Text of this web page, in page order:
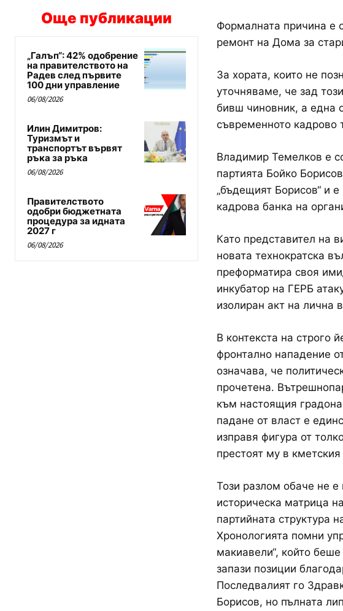
Още публикации
„Галъп“: 42% одобрение
на правителството на
Радев след първите
100 дни управление
06/08/2026
Илин Димитров:
Туризмът и
транспортът вървят
ръка за ръка
06/08/2026
Правителството
одобри бюджетната
процедура за идната
2027 г
06/08/2026
Формалната причина е
ремонт на Дома за
За хората, които не
уточняваме, че зад
бивш чиновник, а една
съвременното кадрово
Владимир Темелков е
партията Бойко
„бъдещият Борисов“ и
кадрова банка на
Като представител на
новата технократска
преформатира своя
инкубатор на ГЕРБ
изолиран акт на лична
В контекста на строго
фронтално нападение
означава, че
прочетена.
към настоящия
падане от власт е
изправя фигура от
престоят му в
Този разлом обаче не
историческа матрица
партийната структура
Хронологията помни
макиавели“, който
запази позиции
Последвалият го
Борисов, но пълната